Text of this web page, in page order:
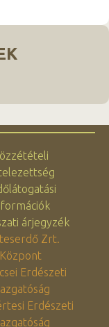
árjegyzék
Zrt.
Központ
Erdészeti
Erdészeti